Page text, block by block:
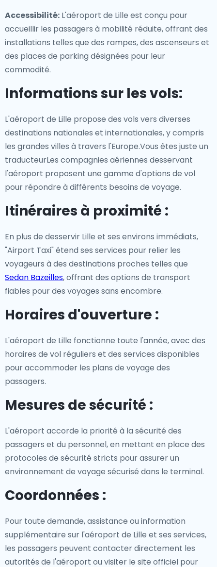
Accessibilité: L'aéroport de Lille est conçu pour
accueillir les passagers à mobilité réduite, offrant des
installations telles que des rampes, des ascenseurs et
des places de parking désignées pour leur
commodité.
Informations sur les vols:
L'aéroport de Lille propose des vols vers diverses
destinations nationales et internationales, y compris
les grandes villes à travers l'Europe.Vous êtes juste un
traducteurLes compagnies aériennes desservant
l'aéroport proposent une gamme d'options de vol
pour répondre à différents besoins de voyage.
Itinéraires à proximité :
En plus de desservir Lille et ses environs immédiats,
"Airport Taxi" étend ses services pour relier les
voyageurs à des destinations proches telles que
Sedan Bazeilles, offrant des options de transport
fiables pour des voyages sans encombre.
Horaires d'ouverture :
L'aéroport de Lille fonctionne toute l'année, avec des
horaires de vol réguliers et des services disponibles
pour accommoder les plans de voyage des
passagers.
Mesures de sécurité :
L'aéroport accorde la priorité à la sécurité des
passagers et du personnel, en mettant en place des
protocoles de sécurité stricts pour assurer un
environnement de voyage sécurisé dans le terminal.
Coordonnées :
Pour toute demande, assistance ou information
supplémentaire sur l'aéroport de Lille et ses services,
les passagers peuvent contacter directement les
autorités de l'aéroport ou visiter le site officiel pour